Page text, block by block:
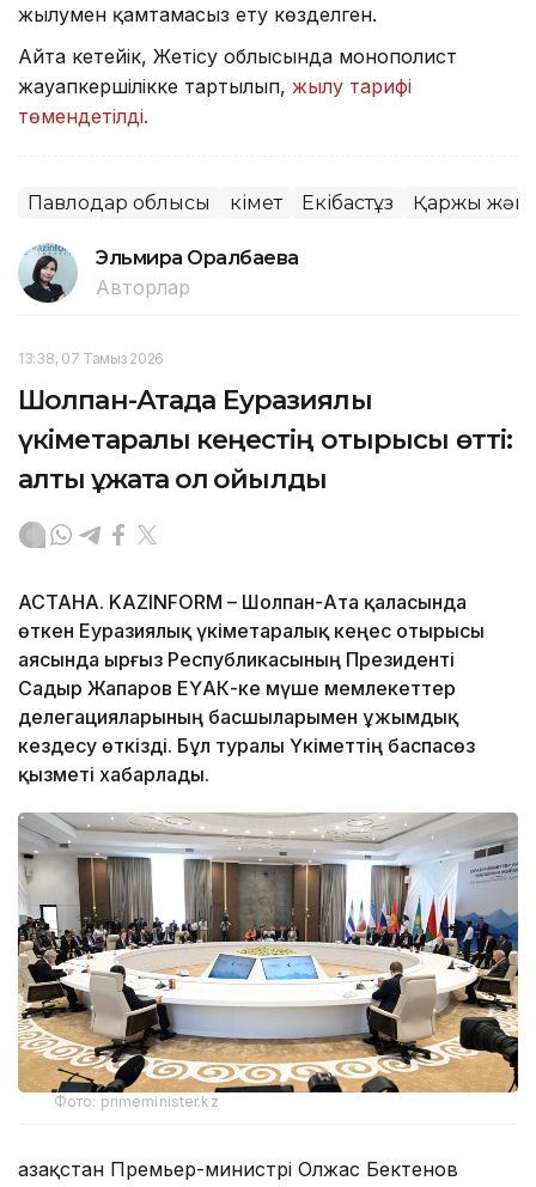
жылумен қамтамасыз ету көзделген.
Айта кетейік, Жетісу облысында монополист
жауапкершілікке тартылып, жылу тарифі
төмендетілді.
Павлодар облысы Үкімет Екібастұз Қаржы
Эльмира Оралбаева
Авторлар
13:38, 07 Тамыз 2026
Шолпан-Атада Еуразиялық
үкіметаралық кеңестің отырысы өтті:
алты құжатқа қол қойылды
АСТАНА. KAZINFORM – Шолпан-Ата қаласында
өткен Еуразиялық үкіметаралық кеңес отырысы
аясында Қырғыз Республикасының Президенті
Садыр Жапаров ЕҮАК-ке мүше мемлекеттер
делегацияларының басшыларымен ұжымдық
кездесу өткізді. Бұл туралы Үкіметтің баспасөз
қызметі хабарлады.
Фото: primeminister.kz
Қазақстан Премьер-министрі Олжас Бектенов